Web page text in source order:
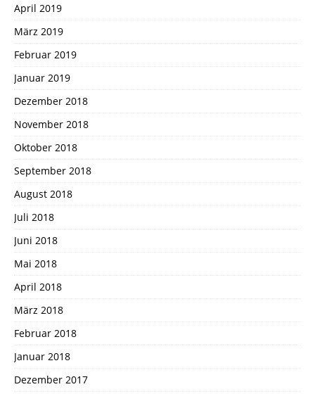
April 2019
März 2019
Februar 2019
Januar 2019
Dezember 2018
November 2018
Oktober 2018
September 2018
August 2018
Juli 2018
Juni 2018
Mai 2018
April 2018
März 2018
Februar 2018
Januar 2018
Dezember 2017